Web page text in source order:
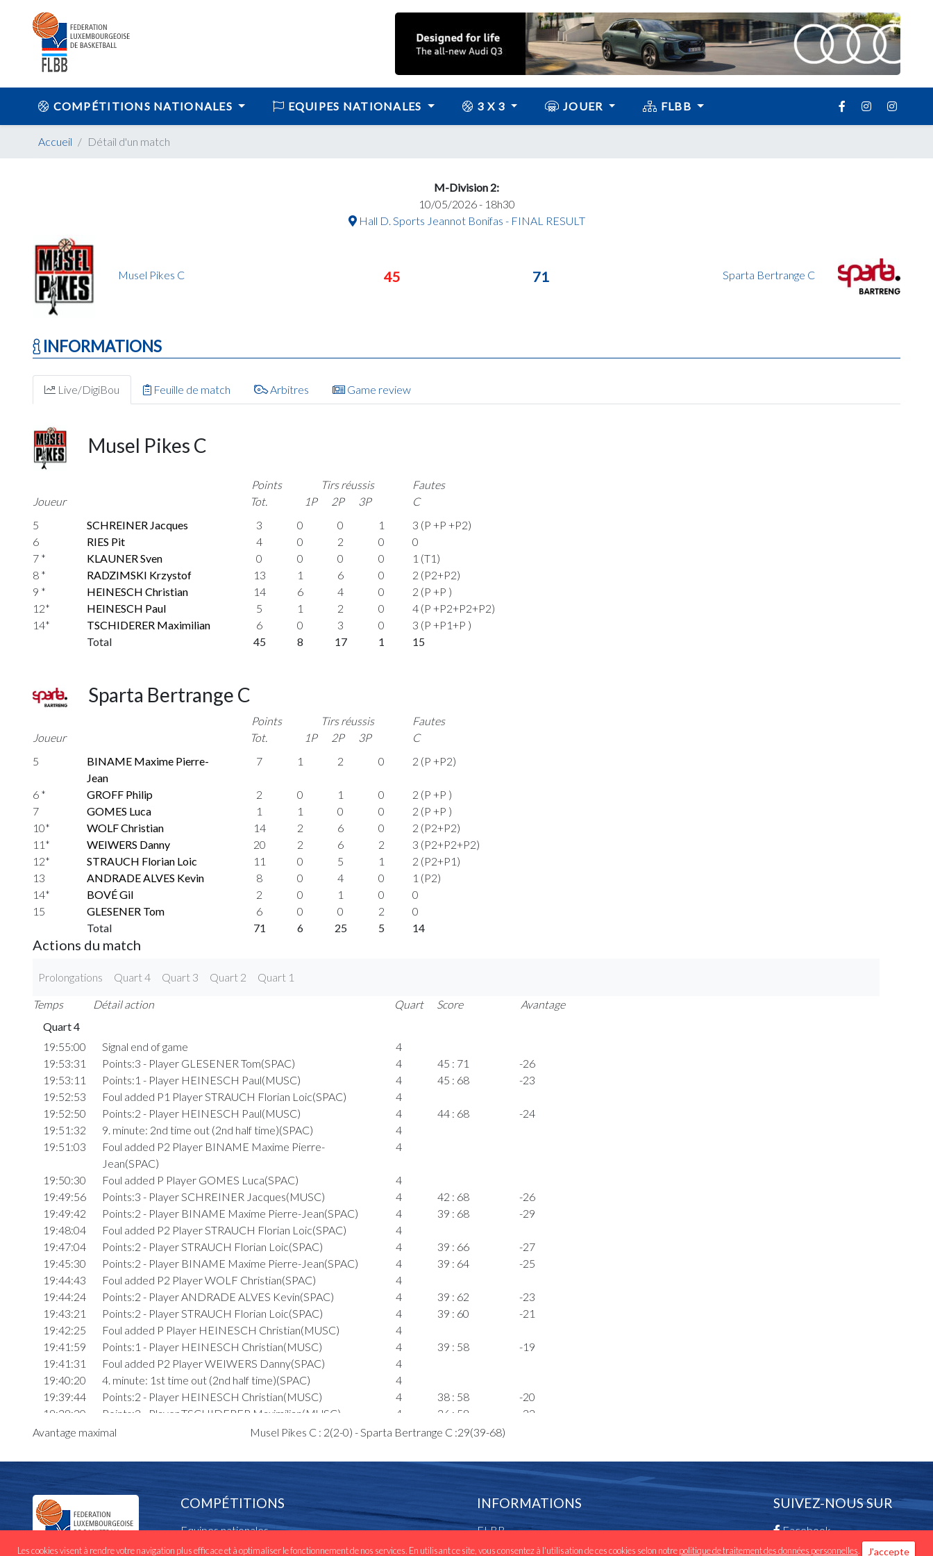
COMPÉTITIONS NATIONALES EQUIPES NATIONALES 3 X 3 JOUER FLBB
Accueil Détail d'un match
M-Division 2:
10/05/2026 - 18h30
Hall D. Sports Jeannot Bonifas - FINAL RESULT
Musel Pikes C 45 71 Sparta Bertrange C
INFORMATIONS
Live/DigiBou Feuille de match Arbitres Game review
Musel Pikes C
Joueur
Points
Tot.
Tirs réussis
1P
2P 3P
Fautes
C
5
SCHREINER Jacques 3 0 0 1
3 (P +P +P2)
6
RIES Pit 4 0 2 0
0
7 *
KLAUNER Sven 0 0 0 0
1 (T1)
8 *
RADZIMSKI Krzystof 13 1 6 0
2 (P2+P2)
9 *
HEINESCH Christian 14 6 4 0
2 (P +P )
12*
HEINESCH Paul 5 1 2 0
4 (P +P2+P2+P2)
14*
TSCHIDERER Maximilian 6 0 3 0
3 (P +P1+P )
Total
45 8 17 1 15
Sparta Bertrange C
Joueur
Points
Tot.
Tirs réussis
1P
2P 3P
Fautes
C
5
BINAME Maxime Pierre-
Jean
7 1 2 0 2 (P +P2)
6 * GROFF Philip 2 0 1 0
2 (P +P )
7
GOMES Luca 1 1 0 0
2 (P +P )
10*
WOLF Christian 14 2 6 0
2 (P2+P2)
11*
WEIWERS Danny 20 2 6 2
3 (P2+P2+P2)
12*
STRAUCH Florian Loic 11 0 5 1
2 (P2+P1)
13
ANDRADE ALVES Kevin 8 0 4 0
1 (P2)
14*
BOVÉ Gil 2 0 1 0
0
15
GLESENER Tom 6 0 0 2
0
Total
71 6 25 5 14
Actions du match
Prolongations Quart 4 Quart 3 Quart 2 Quart 1
Temps Détail action Quart Score
Avantage
Quart 4
19:55:00
Signal end of game
4
19:53:31
Points:3 - Player GLESENER Tom(SPAC) 4 45 : 71
-26
19:53:11
Points:1 - Player HEINESCH Paul(MUSC) 4 45 : 68
-23
19:52:53
Foul added P1 Player STRAUCH Florian Loic(SPAC)
4
19:52:50
Points:2 - Player HEINESCH Paul(MUSC) 4 44 : 68
-24
19:51:32
9. minute: 2nd time out (2nd half time)(SPAC)
4
19:51:03
Foul added P2 Player BINAME Maxime Pierre-
Jean(SPAC)
4
19:50:30 Foul added P Player GOMES Luca(SPAC)
4
19:49:56
Points:3 - Player SCHREINER Jacques(MUSC) 4 42 : 68
-26
19:49:42
Points:2 - Player BINAME Maxime Pierre-Jean(SPAC) 4 39 : 68
-29
19:48:04
Foul added P2 Player STRAUCH Florian Loic(SPAC)
4
19:47:04
Points:2 - Player STRAUCH Florian Loic(SPAC) 4 39 : 66
-27
19:45:30
Points:2 - Player BINAME Maxime Pierre-Jean(SPAC) 4 39 : 64
-25
19:44:43
Foul added P2 Player WOLF Christian(SPAC)
4
19:44:24
Points:2 - Player ANDRADE ALVES Kevin(SPAC) 4 39 : 62
-23
19:43:21
Points:2 - Player STRAUCH Florian Loic(SPAC) 4 39 : 60
-21
19:42:25
Foul added P Player HEINESCH Christian(MUSC)
4
19:41:59
Points:1 - Player HEINESCH Christian(MUSC) 4 39 : 58
-19
19:41:31
Foul added P2 Player WEIWERS Danny(SPAC)
4
19:40:20
4. minute: 1st time out (2nd half time)(SPAC)
4
19:39:44
Points:2 - Player HEINESCH Christian(MUSC) 4 38 : 58
-20
19:39:20
Points:2 - Player TSCHIDERER Maximilian(MUSC) 4 36 : 58
-22
19:37:51
Foul added P Player TSCHIDERER Maximilian(MUSC)
4
19:36:34
Foul added P1 Player TSCHIDERER Maximilian(MUSC)
4
19:36:30
Points:2 - Player WEIWERS Danny(SPAC)
Quart 3
19:32:04
Points:2 - Player WEIWERS Danny(SPAC) 3
-19
19:29:46
Foul added P2 Player SCHREINER Jacques(MUSC)
3
19:29:34
Foul deleted P2 Player BINAME Maxime Pierre- 3
Avantage maximal Musel Pikes C : 2(2-0) - Sparta Bertrange C :29(39-68)
COMPÉTITIONS
Equipes nationales
Cadres nationaux
INFORMATIONS
FLBB
Les clubs
SUIVEZ-NOUS SUR
Facebook
Les cookies visent à rendre votre navigation plus efficace et à optimaliser le fonctionnement de nos services. En utilisant ce site, vous consentez à l'utilisation de ces cookies selon notrepolitique de traitement des données personnelles. J'accepte